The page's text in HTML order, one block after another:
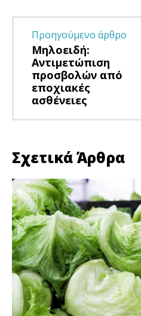
Προηγούμενο άρθρο
Μηλοειδή:
Αντιμετώπιση
προσβολών από
εποχιακές
ασθένειες
Σχετικά Άρθρα